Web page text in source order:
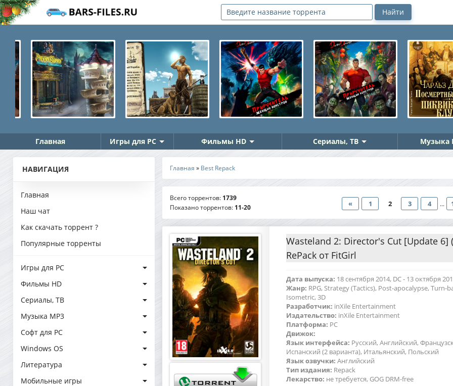
Главная Игры для PC Фильмы HD Сериалы, ТВ Музыка
НАВИГАЦИЯ
Главная
Наш чат
Как скачать торрент ?
Популярные торренты
Игры для PC
Фильмы HD
Сериалы, ТВ
Музыка MP3
Софт для PC
Windows OS
Литература
Мобильные игры
Главная » Best Repack
Всего торрентов: 1739
Показано торрентов: 11-20 « 1 2 3 4 ...
Wasteland 2: Director's Cut [Update 6]
RePack от FitGirl
Дата выпуска: 18 сентября 2014, DC - 13 октября
Жанр: RPG, Strategy (Tactics), Post-apocalypse, Turn-
Isometric, 3D
Разработчик: inXile Entertainment
Издательство: inXile Entertainment
Платформа: PC
Движок:
Язык интерфейса: Русский, Английский,
Испанский (2 варианта), Итальянский, Польский
Язык озвучки: Английский
Тип издания: Repack
Лекарство: не требуется, GOG DRM-free